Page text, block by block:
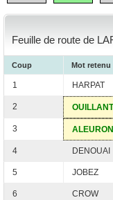
Feuille de route de
Coup Mot retenu
1 HARPAT
2 OUILLANT
3
4 DENOUAI
5 JOBEZ
6 CROW